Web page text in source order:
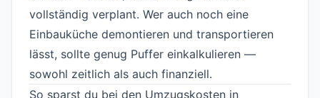
vollständig verplant. Wer auch noch eine
Einbauküche demontieren und transportieren
lässt, sollte genug Puffer einkalkulieren —
sowohl zeitlich als auch finanziell.
So sparst du bei den Umzugskosten in